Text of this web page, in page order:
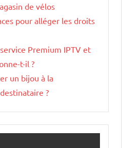
de vélos
pour alléger les droits
service Premium IPTV et
t-il ?
un bijou à la
?